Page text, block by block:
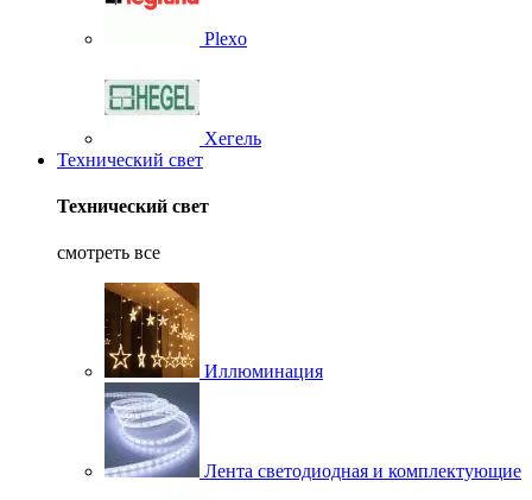
Plexo
Хегель
Технический свет
Технический свет
смотреть все
Иллюминация
Лента светодиодная и комплектующие